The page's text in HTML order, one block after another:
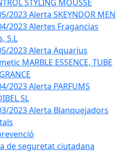
STYLING MOUSSE
2023 Alerta SKEYNDOR MEN
2023 Alertes Fragancias
S.L
2023 Alerta Aquarius
MARBLE ESSENCE, TUBE
2023 Alerta PARFUMS
SL
2023 Alerta Blanquejadors
de seguretat ciutadana